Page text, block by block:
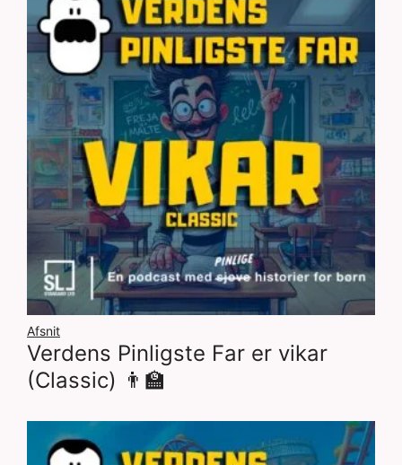
Afsnit
Verdens Pinligste Far er vikar
(Classic) 👨‍🏫